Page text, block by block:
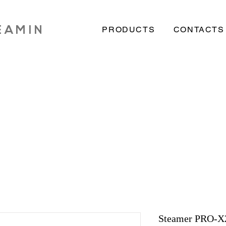
A M I N PRODUCTS CONTACTS
Steamer PRO-